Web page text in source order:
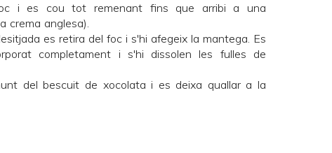
i es cou tot remenant fins que arribi a una
crema anglesa).
es retira del foc i s'hi afegeix la mantega. Es
completament i s'hi dissolen les fulles de
del bescuit de xocolata i es deixa quallar a la